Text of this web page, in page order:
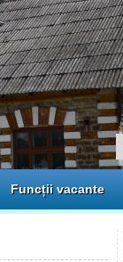
Funcții vacante